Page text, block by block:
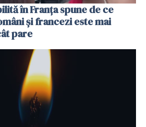
în Franța spune de ce
și francezi este mai
pare